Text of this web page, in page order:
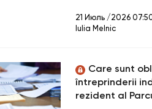
21 Июль /2026
Iulia Melnic
Care sunt
întreprinderii
rezident al